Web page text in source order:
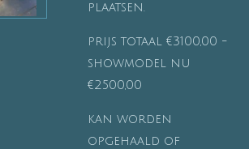
plaatsen.
prijs totaal €3100,00 -
showmodel nu
€2500,00
kan worden
opgehaald of